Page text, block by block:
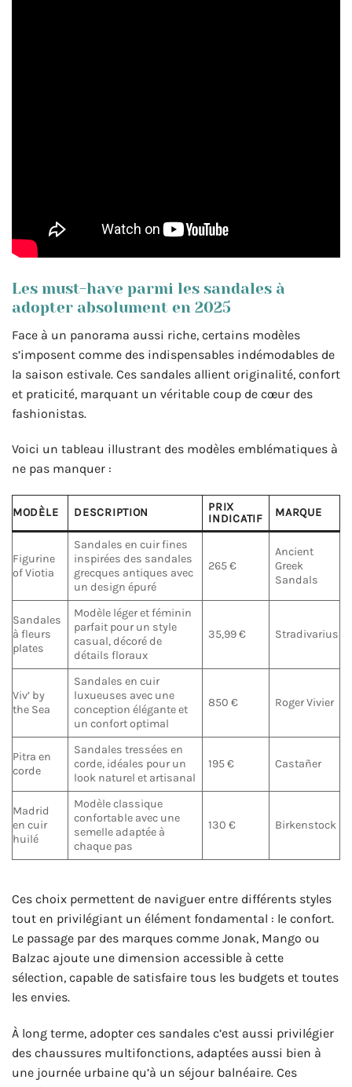
Les must-have parmi les sandales à
adopter absolument en 2025
Face à un panorama aussi riche, certains modèles
s’imposent comme des indispensables indémodables de
la saison estivale. Ces sandales allient originalité, confort
et praticité, marquant un véritable coup de cœur des
fashionistas.
Voici un tableau illustrant des modèles emblématiques à
ne pas manquer :
MODÈLE DESCRIPTION
PRIX
INDICATIF
MARQUE
Figurine
of Viotia
Sandales en cuir fines
inspirées des sandales
grecques antiques avec
un design épuré
265 €
Ancient
Greek
Sandals
Sandales
à fleurs
plates
Modèle léger et féminin
parfait pour un style
casual, décoré de
détails floraux
35,99 € Stradivarius
Viv’ by
the Sea
Sandales en cuir
luxueuses avec une
conception élégante et
un confort optimal
850 € Roger Vivier
Pitra en
corde
Sandales tressées en
corde, idéales pour un
look naturel et artisanal
195 € Castañer
Madrid
en cuir
huilé
Modèle classique
confortable avec une
semelle adaptée à
chaque pas
130 € Birkenstock
Ces choix permettent de naviguer entre différents styles
tout en privilégiant un élément fondamental : le confort.
Le passage par des marques comme Jonak, Mango ou
Balzac ajoute une dimension accessible à cette
sélection, capable de satisfaire tous les budgets et toutes
les envies.
À long terme, adopter ces sandales c’est aussi privilégier
des chaussures multifonctions, adaptées aussi bien à
une journée urbaine qu’à un séjour balnéaire. Ces